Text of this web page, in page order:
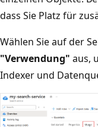
dass Sie Platz für
Wählen Sie auf der
"Verwendung" aus,
Indexer und